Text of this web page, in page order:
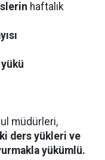
haftalık
müdürleri,
ders yükleri ve
yükümlü.